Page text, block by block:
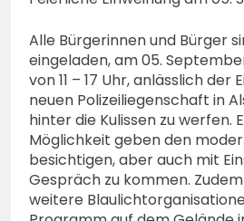
Alle Bürgerinnen und Bürger
eingeladen, am 05.
von 11 – 17 Uhr, anlässlich der
neuen Polizeiliegenschaft in
hinter die Kulissen zu werfen.
Möglichkeit geben den
besichtigen, aber auch mit
Gespräch zu kommen.
weitere